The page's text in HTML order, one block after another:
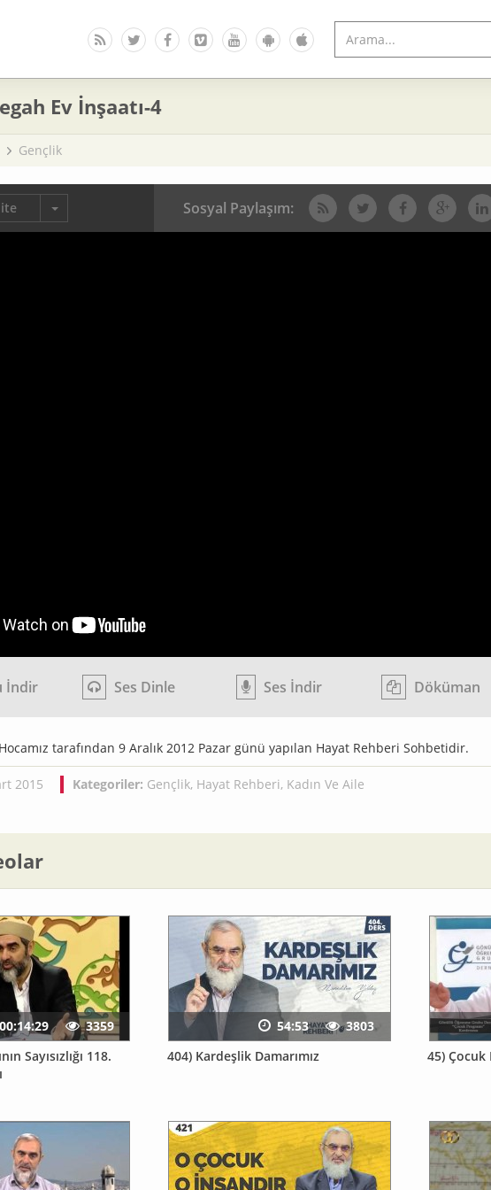
Ev İnşaatı-4
Gençlik
Sosyal Paylaşım:
İndir Ses Dinle Ses İndir Döküman
tarafından 9 Aralık 2012 Pazar günü yapılan Hayat Rehberi Sohbetidir.
2015 Kategoriler: Gençlik, Hayat Rehberi, Kadın Ve Aile
Sayısızlığı 118.
00:14:29
3359
404) Kardeşlik Damarımız
54:53
3803
45) Çocuk